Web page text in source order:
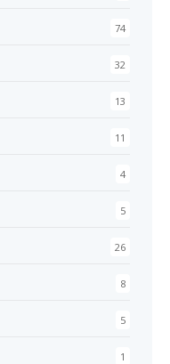
74
32
13
11
4
5
26
8
5
1